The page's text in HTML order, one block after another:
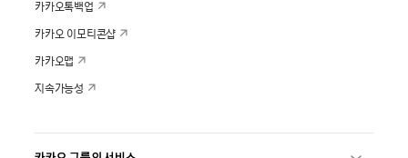
카카오톡백업
카카오 이모티콘샵
카카오맵
지속가능성